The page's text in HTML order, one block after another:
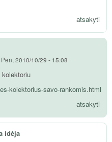
atsakyti
Pen, 2010/10/29 - 15:08
kolektorius-savo-rankomis.html
atsakyti
idėja